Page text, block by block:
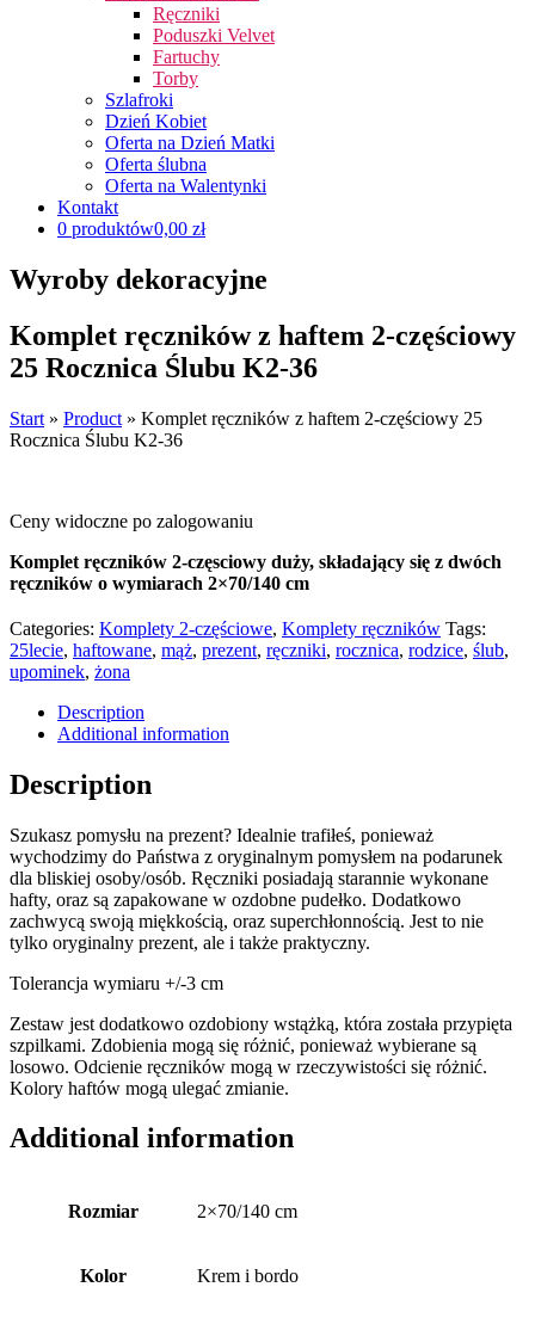
Ręczniki
Poduszki Velvet
Fartuchy
Torby
Szlafroki
Dzień Kobiet
Oferta na Dzień Matki
Oferta ślubna
Oferta na Walentynki
Kontakt
0 produktów0,00 zł
Wyroby dekoracyjne
Komplet ręczników z haftem 2-częściowy
25 Rocznica Ślubu K2-36
Start » Product » Komplet ręczników z haftem 2-częściowy 25
Rocznica Ślubu K2-36
Ceny widoczne po zalogowaniu
Komplet ręczników 2-częsciowy duży, składający się z dwóch
ręczników o wymiarach 2×70/140 cm
Categories: Komplety 2-częściowe, Komplety ręczników Tags:
25lecie, haftowane, mąż, prezent, ręczniki, rocznica, rodzice, ślub,
upominek, żona
Description
Additional information
Description
Szukasz pomysłu na prezent? Idealnie trafiłeś, ponieważ
wychodzimy do Państwa z oryginalnym pomysłem na podarunek
dla bliskiej osoby/osób. Ręczniki posiadają starannie wykonane
hafty, oraz są zapakowane w ozdobne pudełko. Dodatkowo
zachwycą swoją miękkością, oraz superchłonnością. Jest to nie
tylko oryginalny prezent, ale i także praktyczny.
Tolerancja wymiaru +/-3 cm
Zestaw jest dodatkowo ozdobiony wstążką, która została przypięta
szpilkami. Zdobienia mogą się różnić, ponieważ wybierane są
losowo. Odcienie ręczników mogą w rzeczywistości się różnić.
Kolory haftów mogą ulegać zmianie.
Additional information
Rozmiar 2×70/140 cm
Kolor Krem i bordo